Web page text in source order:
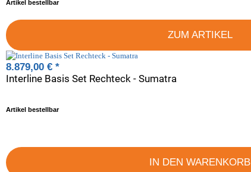
Artikel bestellbar
ZUM ARTIKEL
Interline Basis Set Rechteck - Sumatra
8.879,00 € *
Artikel bestellbar
IN DEN WARENKORB